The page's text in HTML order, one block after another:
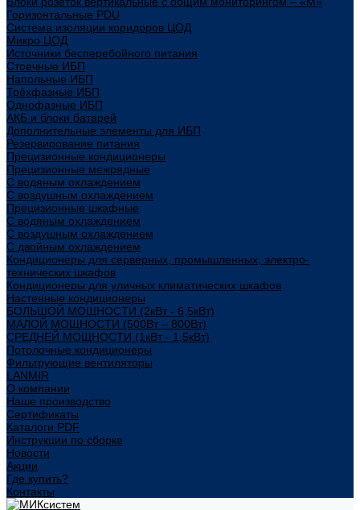
Горизонтальные PDU
Система изоляции коридоров ЦОД
Микро ЦОД
Источники бесперебойного питания
Стоечные ИБП
Напольные ИБП
Трёхфазные ИБП
Однофазные ИБП
АКБ и блоки батарей
Дополнительные элементы для ИБП
Резервирование питания
Прецизионные кондиционеры
Прецизионные межрядные
С водяным охлаждением
С воздушным охлаждением
Прецизионные шкафные
С водяным охлаждением
С воздушным охлаждением
С двойным охлаждением
Кондиционеры для серверных, промышленных, электро-
технических шкафов
Кондиционеры для уличных климатических шкафов
Настенные кондиционеры
БОЛЬШОЙ МОЩНОСТИ (2кВт - 6,5кВт)
МАЛОЙ МОЩНОСТИ (500Вт – 800Вт)
СРЕДНЕЙ МОЩНОСТИ (1кВт - 1,5кВт)
Потолочные кондиционеры
Фильтрующие вентиляторы
LANMIR
О компании
Наше производство
Сертификаты
Каталоги PDF
Инструкции по сборке
Новости
Акции
Где купить?
Контакты